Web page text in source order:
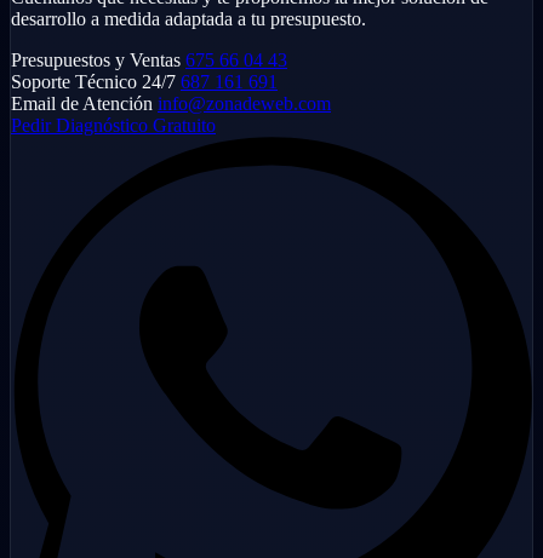
desarrollo a medida adaptada a tu presupuesto.
Presupuestos y Ventas 675 66 04 43
Soporte Técnico 24/7 687 161 691
Email de Atención info@zonadeweb.com
Pedir Diagnóstico Gratuito